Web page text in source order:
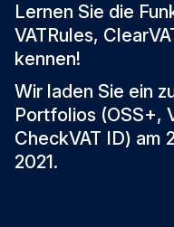
Lernen Sie die
VATRules,
kennen!
Wir laden Sie ein
Portfolios (OSS+,
CheckVAT ID) am
2021 .